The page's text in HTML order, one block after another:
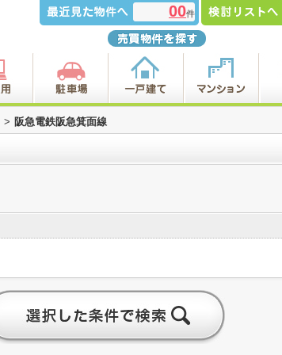
00件
> 阪急電鉄阪急箕面線